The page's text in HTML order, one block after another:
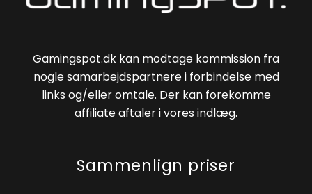
Gamingspot.dk kan modtage kommission fra
nogle samarbejdspartnere i forbindelse med
links og/eller omtale. Der kan forekomme
affiliate aftaler i vores indlæg.
Sammenlign priser